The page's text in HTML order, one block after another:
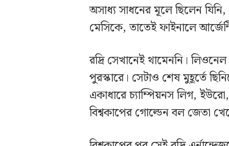
অসাধ্য সাধনের মূলে ছিলেন যিনি,
মেসিকে, তাতেই ফাইনালে
রদ্রি সেখানেই থামেননি।
পুরস্কারে। সেটাও শেষ মুহূর্তে
একাধারে চ্যাম্পিয়নস লিগ,
বিশ্বকাপের গোল্ডেন বল জেতা